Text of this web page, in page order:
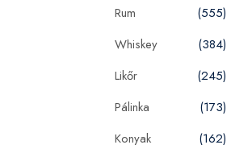
Rum
(555)
Whiskey
(384)
Likőr
(245)
Pálinka
(173)
Konyak
(162)